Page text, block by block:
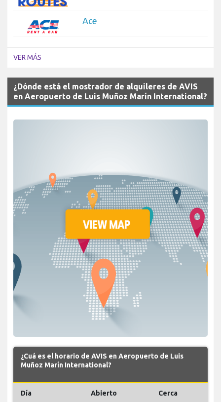
Ace
VER MÁS
¿Dónde está el mostrador de alquileres de AVIS
en Aeropuerto de Luis Muñoz Marín International?
¿Cuá es el horario de AVIS en Aeropuerto de Luis
Muñoz Marín International?
Día Abierto Cerca